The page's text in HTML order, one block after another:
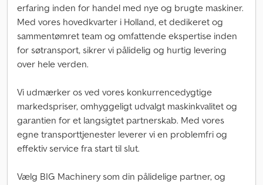
erfaring inden for handel med nye og brugte maskiner.
Med vores hovedkvarter i Holland, et dedikeret og
sammentømret team og omfattende ekspertise inden
for søtransport, sikrer vi pålidelig og hurtig levering
over hele verden.
Vi udmærker os ved vores konkurrencedygtige
markedspriser, omhyggeligt udvalgt maskinkvalitet og
garantien for et langsigtet partnerskab. Med vores
egne transporttjenester leverer vi en problemfri og
effektiv service fra start til slut.
Vælg BIG Machinery som din pålidelige partner, og